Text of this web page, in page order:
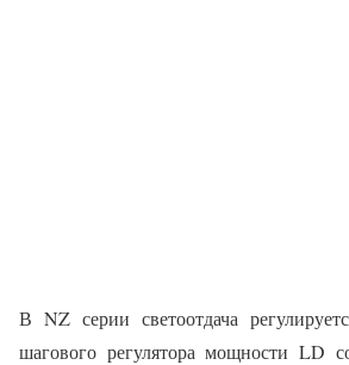
В NZ серии светоотдача
шагового регулятора мощности LD